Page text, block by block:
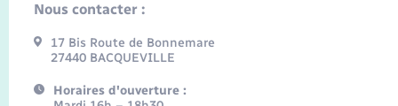
Nous contacter :
17 Bis Route de Bonnemare
27440 BACQUEVILLE
Horaires d'ouverture :